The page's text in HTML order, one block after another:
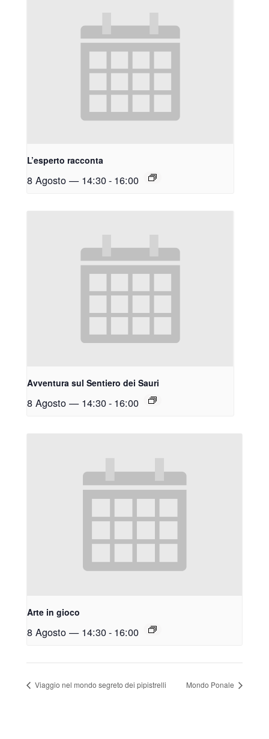
L’esperto racconta
8 Agosto — 14:30- 16:00
Avventura sul Sentiero dei Sauri
8 Agosto — 14:30- 16:00
Arte in gioco
8 Agosto — 14:30- 16:00
Viaggio nel mondo segreto dei pipistrelli Mondo Ponale